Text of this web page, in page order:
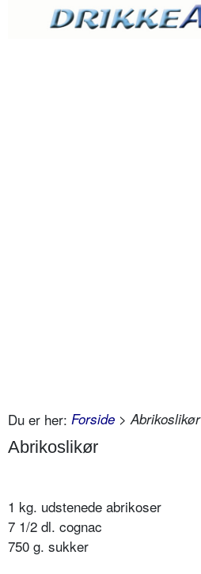
Du er her: Forside > Abrikoslikør
Abrikoslikør
1 kg. udstenede abrikoser
7 1/2 dl. cognac
750 g. sukker